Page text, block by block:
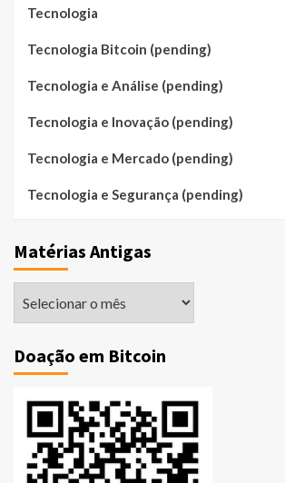
Tecnologia
Tecnologia Bitcoin (pending)
Tecnologia e Análise (pending)
Tecnologia e Inovação (pending)
Tecnologia e Mercado (pending)
Tecnologia e Segurança (pending)
Matérias Antigas
Doação em Bitcoin